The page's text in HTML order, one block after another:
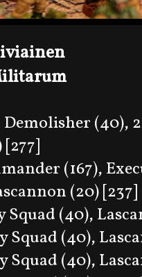
Demolisher
(167),
(20) [237]
(40),
(40),
(40),